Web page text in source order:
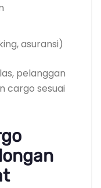
asuransi)
pelanggan
cargo sesuai